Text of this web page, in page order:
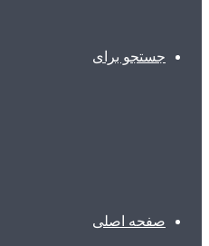
جستجو برای
صفحه اصلی